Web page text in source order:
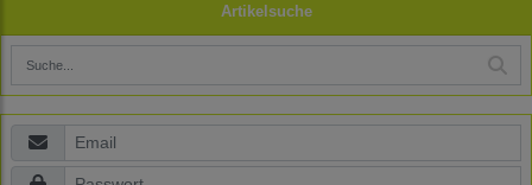
Artikelsuche